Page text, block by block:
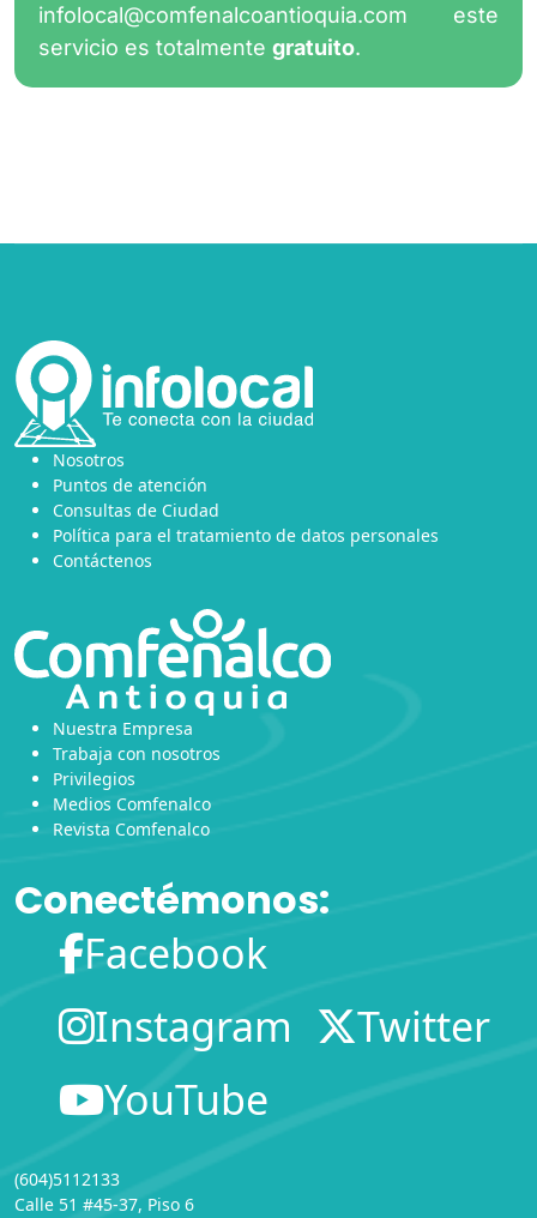
infolocal@comfenalcoantioquia.com este
servicio es totalmente gratuito.
Nosotros
Puntos de atención
Consultas de Ciudad
Política para el tratamiento de datos personales
Contáctenos
Nuestra Empresa
Trabaja con nosotros
Privilegios
Medios Comfenalco
Revista Comfenalco
Conectémonos:
Facebook
Instagram
Twitter
YouTube
(604)5112133
Calle 51 #45-37, Piso 6